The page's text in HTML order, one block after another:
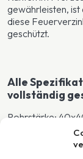
gewährleisten, ist
diese
geschützt.
Alle
vollständig
Rohrstärke:
Stabdicke: 22mm
Abstand der